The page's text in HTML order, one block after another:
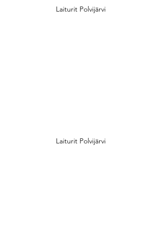
Laiturit Polvijärvi
Laiturit Polvijärvi